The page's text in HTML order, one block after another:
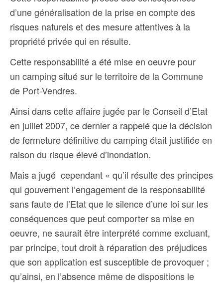
d’une généralisation de la prise en compte des
risques naturels et des mesure attentives à la
propriété privée qui en résulte.
Cette responsabilité a été mise en oeuvre pour
un camping situé sur le territoire de la Commune
de Port-Vendres.
Ainsi dans cette affaire jugée par le Conseil d’Etat
en juillet 2007, ce dernier a rappeléque la décision
de fermeture définitive du camping était justifiée en
raison du risque élevé d’inondation.
Mais a jugé cependant « qu’il résulte des principes
qui gouvernent l’engagement de la responsabilité
sans faute de l’Etat que le silence d’une loi sur les
conséquences que peut comporter sa mise en
oeuvre, ne saurait être interprété comme excluant,
par principe, tout droit à réparation des préjudices
que son application est susceptible de provoquer ;
qu’ainsi, en l’absence même de dispositions le